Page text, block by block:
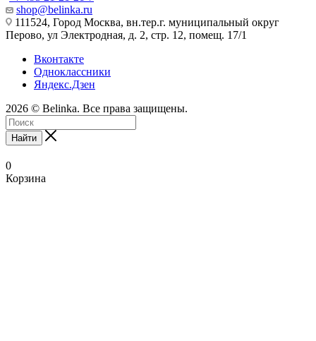
shop@belinka.ru
111524, Город Москва, вн.тер.г. муниципальный округ
Перово, ул Электродная, д. 2, стр. 12, помещ. 17/1
Вконтакте
Одноклассники
Яндекс.Дзен
2026 © Belinka. Все права защищены.
Найти
0
Корзина